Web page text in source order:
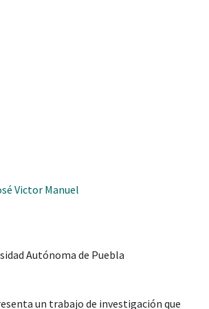
Victor Manuel
Autónoma de Puebla
un trabajo de investigación que